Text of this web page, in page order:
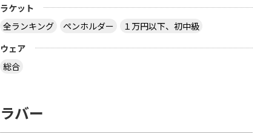
ラケット
全ランキング
ペンホルダー
１万円以下、初中級
ウェア
総合
ラバー